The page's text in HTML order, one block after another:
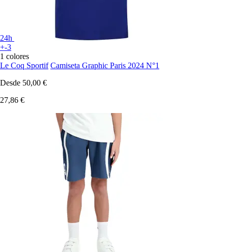
24h
+-3
1 colores
Le Coq Sportif Camiseta Graphic Paris 2024 N°1
Desde 50,00 €
27,86 €